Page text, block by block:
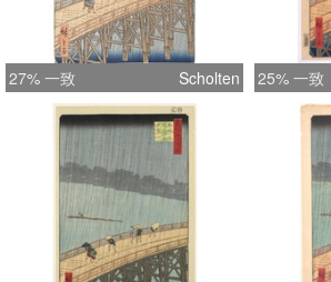
27% 一致 Scholten 25% 一致